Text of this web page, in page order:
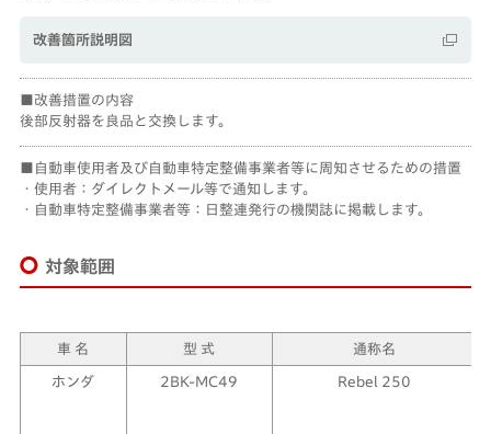
改善箇所説明図
改善措置の内容
後部反射器を良品と交換します。
自動車使用者及び自動車特定整備事業者等に周知させるための措置
・使用者：ダイレクトメール等で通知します。
・自動車特定整備事業者等：日整連発行の機関誌に掲載します。
対象範囲
車 名 型 式 通称名
ホンダ 2BK-MC49 Rebel 250